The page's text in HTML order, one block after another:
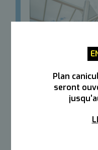
Plan
seront